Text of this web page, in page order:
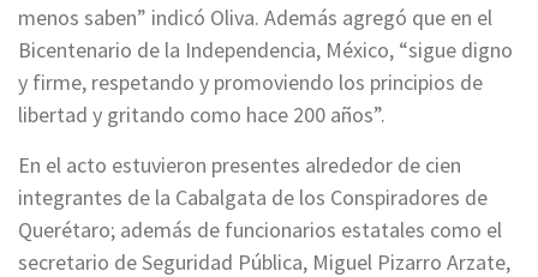
menos saben” indicó Oliva. Además agregó que en el
Bicentenario de la Independencia, México, “sigue digno
y firme, respetando y promoviendo los principios de
libertad y gritando como hace 200 años”.
En el acto estuvieron presentes alrededor de cien
integrantes de la Cabalgata de los Conspiradores de
Querétaro; además de funcionarios estatales como el
secretario de Seguridad Pública, Miguel Pizarro Arzate,